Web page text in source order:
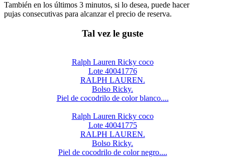
También en los últimos 3 minutos, si lo desea, puede hacer
pujas consecutivas para alcanzar el precio de reserva.
Tal vez le guste
Ralph Lauren Ricky coco
Lote 40041776
RALPH LAUREN.
Bolso Ricky.
Piel de cocodrilo de color blanco....
Ralph Lauren Ricky coco
Lote 40041775
RALPH LAUREN.
Bolso Ricky.
Piel de cocodrilo de color negro....